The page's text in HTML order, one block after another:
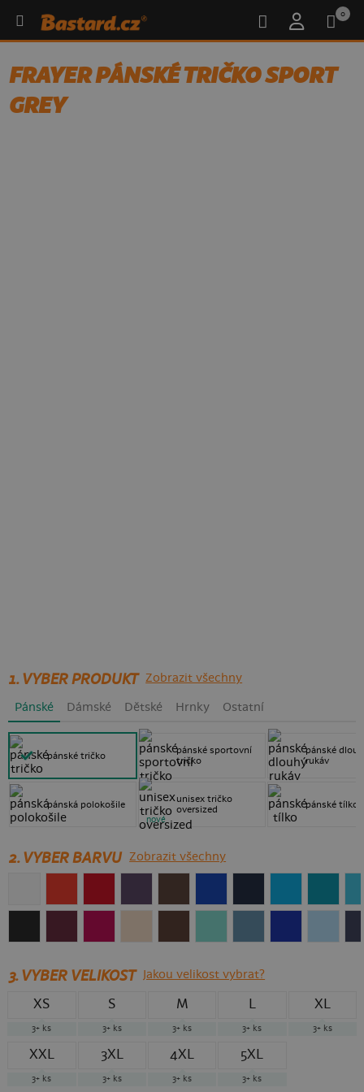
0
FRAYER PÁNSKÉ TRIČKO SPORT
GREY
1. VYBER PRODUKT Zobrazit všechny
Pánské Dámské Dětské Hrnky Ostatní
pánské tričko
pánská polokošile
pánské sportovní
tričko
unisex tričko
oversized
nové
pánské
rukáv
pánské tílko
2. VYBER BARVU Zobrazit všechny
3.VYBER VELIKOST Jakou velikost vybrat?
XS
3+ ks
S
3+ ks
M
3+ ks
L
3+ ks
XL
3+ ks
XXL
3+ ks
3XL
3+ ks
4XL
3+ ks
5XL
3+ ks